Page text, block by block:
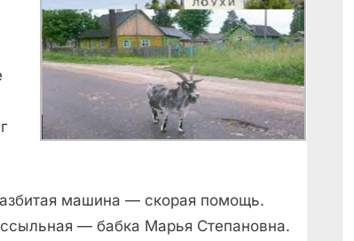
машина — скорая помощь.
— бабка Марья Степановна.